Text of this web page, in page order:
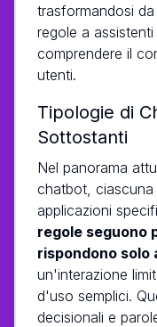
trasformandosi
regole a
comprendere il
utenti.
Tipologie di
Sottostanti
Nel panorama
chatbot,
applicazioni
regole seguono
rispondono solo
un'interazione
d'uso semplici.
decisionali e